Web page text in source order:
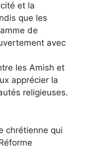
et la
que les
de
avec
les Amish et
apprécier la
religieuses.
chrétienne qui